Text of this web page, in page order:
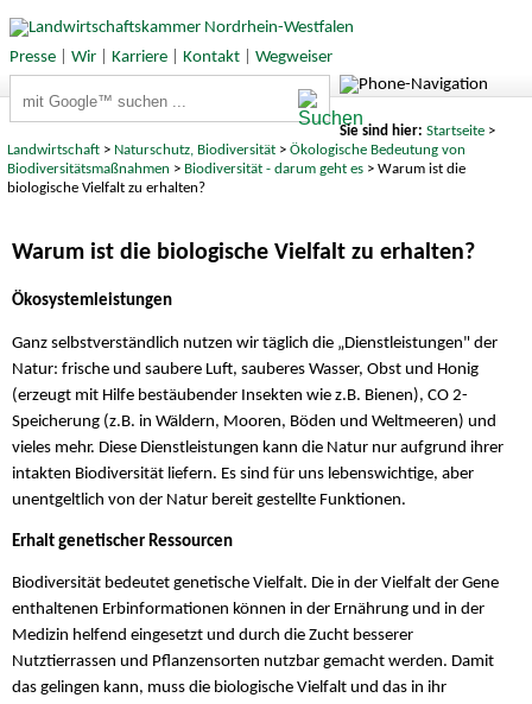
Presse| Wir| Karriere| Kontakt| Wegweiser
Sie sind hier: Startseite>
Landwirtschaft > Naturschutz, Biodiversität >Ökologische Bedeutung von
Biodiversitätsmaßnahmen > Biodiversität - darum geht es > Warum ist die
biologische Vielfalt zu erhalten?
Warum ist die biologische Vielfalt zu erhalten?
Ökosystemleistungen
Ganz selbstverständlich nutzen wir täglich die „Dienstleistungen" der
Natur: frische und saubere Luft, sauberes Wasser, Obst und Honig
(erzeugt mit Hilfe bestäubender Insekten wie z.B. Bienen), CO 2-
Speicherung (z.B. in Wäldern, Mooren, Böden und Weltmeeren) und
vieles mehr. Diese Dienstleistungen kann die Natur nur aufgrund ihrer
intakten Biodiversität liefern. Es sind für uns lebenswichtige, aber
unentgeltlich von der Natur bereit gestellte Funktionen.
Erhalt genetischer Ressourcen
Biodiversität bedeutet genetische Vielfalt. Die in der Vielfalt der Gene
enthaltenen Erbinformationen können in der Ernährung und in der
Medizin helfend eingesetzt und durch die Zucht besserer
Nutztierrassen und Pflanzensorten nutzbar gemacht werden. Damit
das gelingen kann, muss die biologische Vielfalt und das in ihr